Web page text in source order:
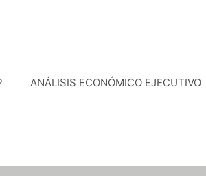
ANÁLISIS ECONÓMICO EJECUTIVO